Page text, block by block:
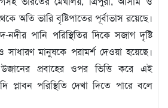
অতি ভারি বৃষ্টিপাতের পূর্বাভাস রয়েছে।
নদীর পানি পরিস্থিতির দিকে সজাগ দৃষ্টি
সাধারণ মানুষকে পরামর্শ দেওয়া হয়েছে।
প্রবাহের ওপর ভিত্তি করে এই
প্লাবন পরিস্থিতি দেখা দিতে পারে বলে